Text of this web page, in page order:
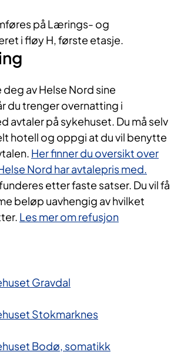
på Lærings- og
i fløy H, første etasje.
av Helse Nord sine
du trenger overnatting i
avtaler på sykehuset. Du må selv
hotell og oppgi at du vil benytte
Her finner du oversikt over
Nord har avtalepris med.
etter faste satser. Du vil få
beløp uavhengig av hvilket
Les mer om refusjon
Gravdal
Stokmarknes
Bodø, somatikk